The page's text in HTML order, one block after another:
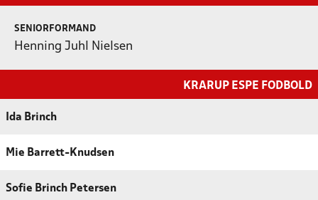
SENIORFORMAND
Henning Juhl Nielsen
KRARUP ESPE FODBOLD
Ida Brinch
Mie Barrett-Knudsen
Sofie Brinch Petersen